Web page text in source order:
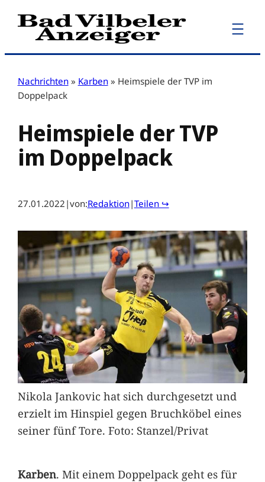
Zum
Inhalt
Nachrichten » Karben » Heimspiele der TVP im
Doppelpack
Heimspiele der TVP
im Doppelpack
27.01.2022 |von:Redaktion|Teilen ↪
Nikola Jankovic hat sich durchgesetzt und
erzielt im Hinspiel gegen Bruchköbel eines
seiner fünf Tore. Foto: Stanzel/Privat
Karben. Mit einem Doppelpack geht es für